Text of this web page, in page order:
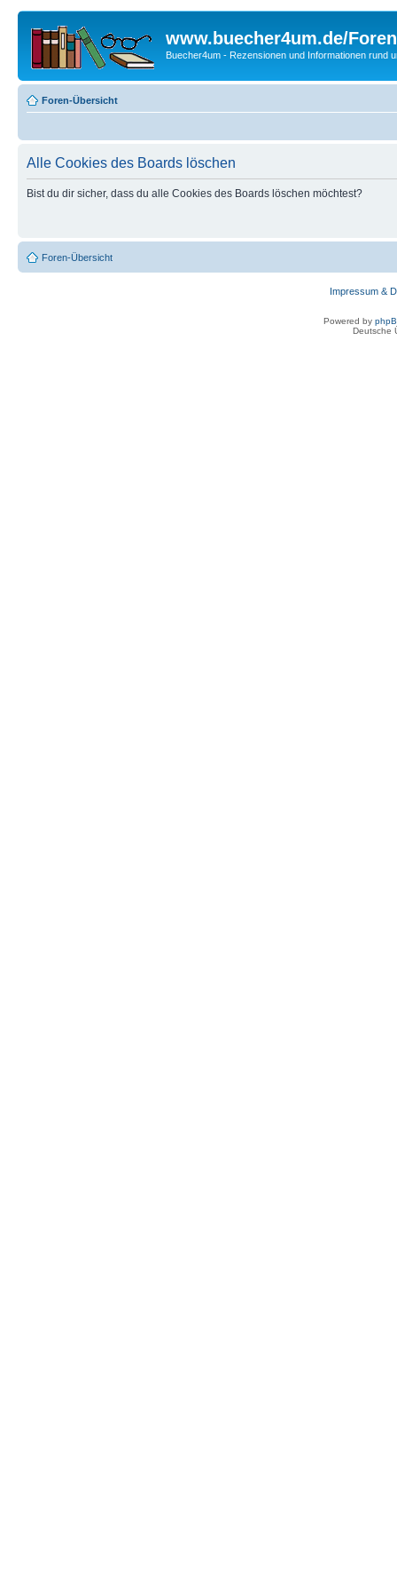
www.buecher4um.de/Foren
Buecher4um - Rezensionen und Informationen rund
Foren-Übersicht
Alle Cookies des Boards löschen
Bist du dir sicher, dass du alle Cookies des Boards löschen möchtest?
Foren-Übersicht
Impressum &
Powered by
Deutsche